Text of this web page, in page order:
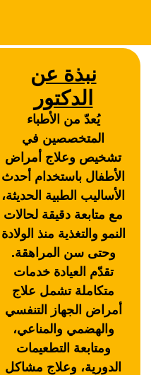
نبذة عن
الدكتور
يُعدّ من الأطباء
المتخصصين في
تشخيص وعلاج أمراض
الأطفال باستخدام أحدث
الأساليب الطبية الحديثة،
مع متابعة دقيقة لحالات
النمو والتغذية منذ الولادة
وحتى سن المراهقة.
تقدّم العيادة خدمات
متكاملة تشمل علاج
أمراض الجهاز التنفسي
والهضمي والمناعي،
ومتابعة التطعيمات
الدورية، وعلاج مشاكل